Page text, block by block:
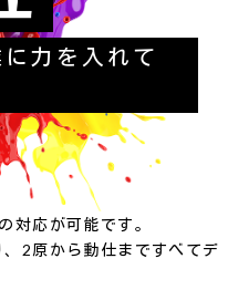
力を入れて
対応が可能です。
2原から動仕まですべてデ